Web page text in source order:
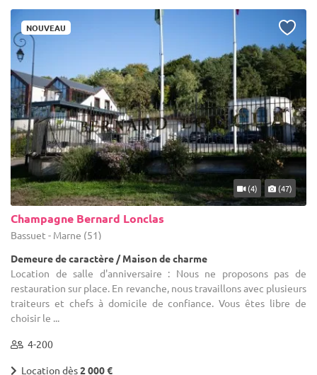
NOUVEAU
(4) (47)
Champagne Bernard Lonclas
Bassuet - Marne (51)
Demeure de caractère / Maison de charme
Location de salle d'anniversaire : Nous ne proposons pas de
restauration sur place. En revanche, nous travaillons avec plusieurs
traiteurs et chefs à domicile de confiance. Vous êtes libre de
choisir le ...
4-200
Location dès2 000 €